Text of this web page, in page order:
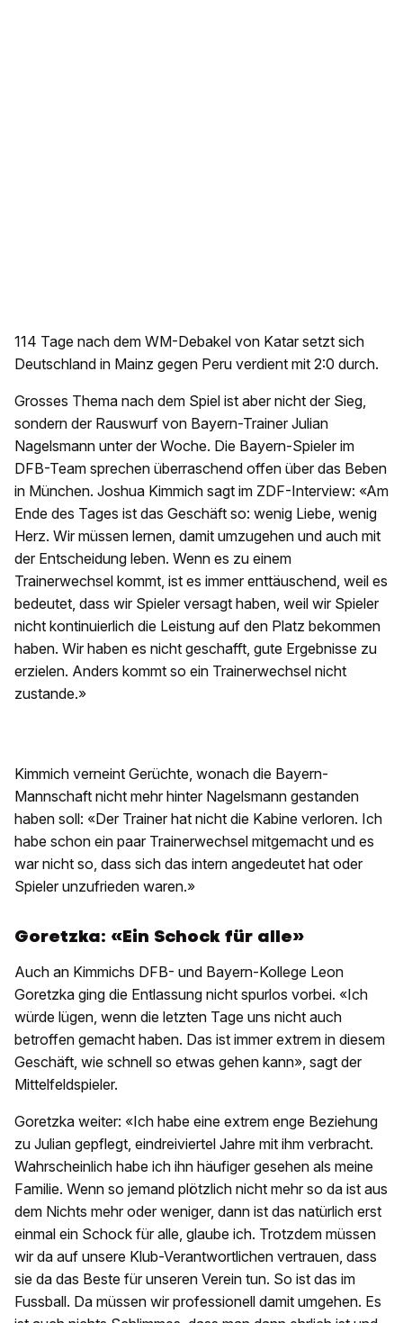
114 Tage nach dem WM-Debakel von Katar setzt sich
Deutschland in Mainz gegen Peru verdient mit 2:0 durch.
Grosses Thema nach dem Spiel ist aber nicht der Sieg,
sondern der Rauswurf von Bayern-Trainer Julian
Nagelsmann unter der Woche. Die Bayern-Spieler im
DFB-Team sprechen überraschend offen über das Beben
in München. Joshua Kimmich sagt im ZDF-Interview: «Am
Ende des Tages ist das Geschäft so: wenig Liebe, wenig
Herz. Wir müssen lernen, damit umzugehen und auch mit
der Entscheidung leben. Wenn es zu einem
Trainerwechsel kommt, ist es immer enttäuschend, weil es
bedeutet, dass wir Spieler versagt haben, weil wir Spieler
nicht kontinuierlich die Leistung auf den Platz bekommen
haben. Wir haben es nicht geschafft, gute Ergebnisse zu
erzielen. Anders kommt so ein Trainerwechsel nicht
zustande.»
Kimmich verneint Gerüchte, wonach die Bayern-
Mannschaft nicht mehr hinter Nagelsmann gestanden
haben soll: «Der Trainer hat nicht die Kabine verloren. Ich
habe schon ein paar Trainerwechsel mitgemacht und es
war nicht so, dass sich das intern angedeutet hat oder
Spieler unzufrieden waren.»
Goretzka: «Ein Schock für alle»
Auch an Kimmichs DFB- und Bayern-Kollege Leon
Goretzka ging die Entlassung nicht spurlos vorbei. «Ich
würde lügen, wenn die letzten Tage uns nicht auch
betroffen gemacht haben. Das ist immer extrem in diesem
Geschäft, wie schnell so etwas gehen kann», sagt der
Mittelfeldspieler.
Goretzka weiter: «Ich habe eine extrem enge Beziehung
zu Julian gepflegt, eindreiviertel Jahre mit ihm verbracht.
Wahrscheinlich habe ich ihn häufiger gesehen als meine
Familie. Wenn so jemand plötzlich nicht mehr so da ist aus
dem Nichts mehr oder weniger, dann ist das natürlich erst
einmal ein Schock für alle, glaube ich. Trotzdem müssen
wir da auf unsere Klub-Verantwortlichen vertrauen, dass
sie da das Beste für unseren Verein tun. So ist das im
Fussball. Da müssen wir professionell damit umgehen. Es